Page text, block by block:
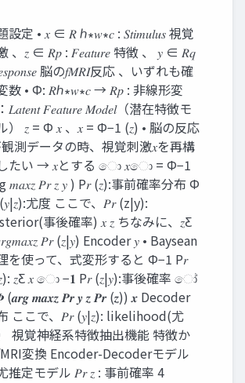
設定 • 𝑥 ∈ 𝑅 ℎ∗𝑤∗𝑐 : 𝑆𝑡𝑖𝑚𝑢𝑙𝑢𝑠 視覚
、𝑧 ∈ 𝑅𝑝 : 𝐹𝑒𝑎𝑡𝑢𝑟𝑒 特徴 、 𝑦 ∈ 𝑅𝑞
脳の𝑓𝑀𝑅𝐼反応 、いずれも確
数 • Φ: 𝑅ℎ∗𝑤∗𝑐 → 𝑅𝑝 : 非線形変
𝐿𝑎𝑡𝑒𝑛𝑡 𝐹𝑒𝑎𝑡𝑢𝑟𝑒 𝑀𝑜𝑑𝑒𝑙（潜在特徴モ
） 𝑧 = Φ 𝑥 、𝑥 = Φ−1 (𝑧) • 脳の反応
測データの時、視覚刺激𝑥を再構
たい → 𝑥とする ො 𝑥ො = Φ−1
𝑚𝑎𝑥𝑧 𝑃𝑟 𝑧 𝑦 ) P𝑟 (𝑧):事前確率分布 Φ
尤度 ここで、𝑃𝑟 (z|y):
事後確率) 𝑥 𝑧 ちなみに、𝑧Ƹ
𝑃𝑟 (𝑧|𝑦) Encoder 𝑦 • Baysean
を使って、式変形すると Φ−1 P𝑟
𝑧Ƹ 𝑥 ො −𝟏 P𝑟 (𝑧|𝑦):事後確率 ෝ
(𝒂𝒓𝒈 𝒎𝒂𝒙𝒛 𝑷𝒓 𝒚 𝒛 𝑷𝒓 (𝒛)) 𝒙 Decoder
ここで、𝑃𝑟 (𝑦|𝑧): likelihood(尤
視覚神経系特徴抽出機能 特徴か
変換 Encoder-Decoderモデル
推定モデル 𝑃𝑟 𝑧 : 事前確率 4